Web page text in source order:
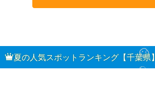
夏の人気スポットランキング【千葉県】